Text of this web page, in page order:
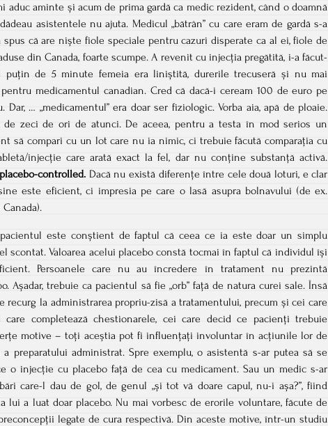
aminte și acum de prima gardă ca medic rezident, când o doamnă
asistentele nu ajuta. Medicul „bătrân” cu care eram de gardă s-a
că are niște fiole speciale pentru cazuri disperate ca al ei, fiole de
din Canada, foarte scumpe. A revenit cu injecția pregătită, i-a făcut-
de 5 minute femeia era liniștită, durerile trecuseră și nu mai
medicamentul canadian. Cred că dacă-i ceream 100 de euro pe
… „medicamentul” era doar ser fiziologic. Vorba aia, apă de ploaie.
de zeci de ori de atunci. De aceea, pentru a testa în mod serios un
să compari cu un lot care nu ia nimic, ci trebuie făcută comparația cu
injecție care arată exact la fel, dar nu conține substanță activă.
placebo-controlled. Dacă nu există diferențe între cele două loturi, e clar
este eficient, ci impresia pe care o lasă asupra bolnavului (de ex.
este conștient de faptul că ceea ce ia este doar un simplu
scontat. Valoarea acelui placebo constă tocmai în faptul că individul își
Persoanele care nu au încredere în tratament nu prezintă
Așadar, trebuie ca pacientul să fie „orb” față de natura curei sale. Însă
recurg la administrarea propriu-zisă a tratamentului, precum și cei care
care completează chestionarele, cei care decid ce pacienți trebuie
motive – toți aceștia pot fi influențați involuntar în acțiunile lor de
preparatului administrat. Spre exemplu, o asistentă s-ar putea să se
o injecție cu placebo față de cea cu medicament. Sau un medic s-ar
care-l dau de gol, de genul „și tot vă doare capul, nu-i așa?”, fiind
lui a luat doar placebo. Nu mai vorbesc de erorile voluntare, făcute de
legate de cura respectivă. Din aceste motive, într-un studiu